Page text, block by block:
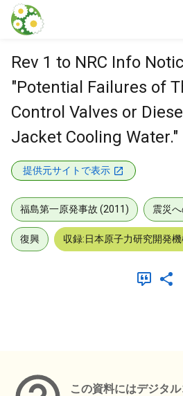
本文に飛ぶ
Rev 1 to NRC Info
"Potential Failures of
Control Valves or
Jacket Cooling Water."
提供元サイトで表示
福島第一原発事故 (2011) 震災へ
復興 収録:日本原子力研究開発
この資料にはデジタ